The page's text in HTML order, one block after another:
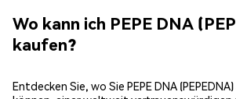
Wo kann ich PEPE DNA
kaufen?
Entdecken Sie, wo Sie PEPE DNA